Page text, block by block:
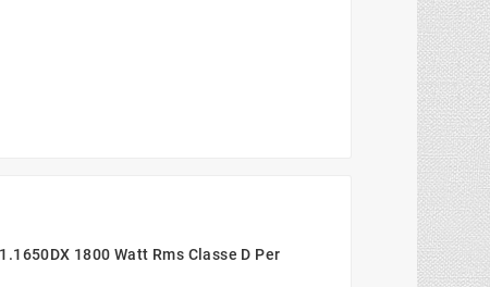
1800 Watt Rms Classe D Per